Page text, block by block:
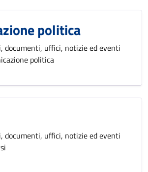
politica
documenti, uffici, notizie ed eventi
politica
documenti, uffici, notizie ed eventi